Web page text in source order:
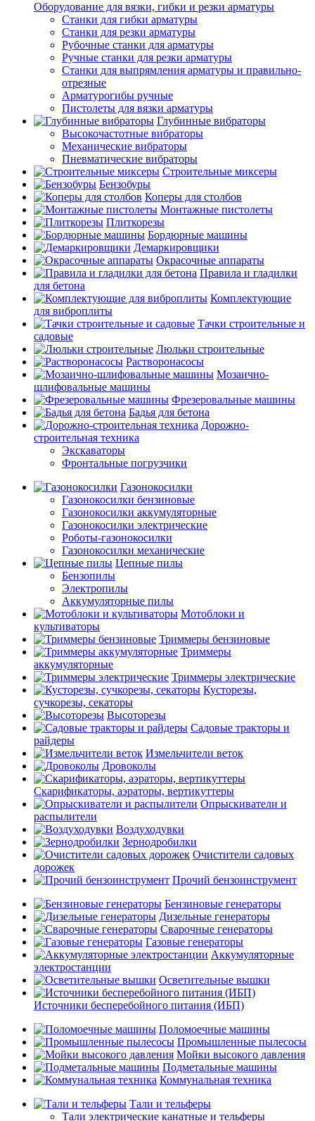
Оборудование для вязки, гибки и резки арматуры
Станки для гибки арматуры
Станки для резки арматуры
Рубочные станки для арматуры
Ручные станки для резки арматуры
Станки для выпрямления арматуры и правильно-
отрезные
Арматурогибы ручные
Пистолеты для вязки арматуры
Глубинные вибраторы
Высокочастотные вибраторы
Механические вибраторы
Пневматические вибраторы
Строительные миксеры
Бензобуры
Коперы для столбов
Монтажные пистолеты
Плиткорезы
Бордюрные машины
Демаркировщики
Окрасочные аппараты
Правила и гладилки
для бетона
Комплектующие
для виброплиты
Тачки строительные и
садовые
Люльки строительные
Растворонасосы
Мозаично-
шлифовальные машины
Фрезеровальные машины
Бадья для бетона
Дорожно-
строительная техника
Экскаваторы
Фронтальные погрузчики
Газонокосилки
Газонокосилки бензиновые
Газонокосилки аккумуляторные
Газонокосилки электрические
Роботы-газонокосилки
Газонокосилки механические
Цепные пилы
Бензопилы
Электропилы
Аккумуляторные пилы
Мотоблоки и
культиваторы
Триммеры бензиновые
Триммеры
аккумуляторные
Триммеры электрические
Кусторезы,
сучкорезы, секаторы
Высоторезы
Садовые тракторы и
райдеры
Измельчители веток
Дровоколы
Скарификаторы, аэраторы, вертикуттеры
Опрыскиватели и
распылители
Воздуходувки
Зернодробилки
Очистители садовых
дорожек
Прочий бензоинструмент
Бензиновые генераторы
Дизельные генераторы
Сварочные генераторы
Газовые генераторы
Аккумуляторные
электростанции
Осветительные вышки
Источники бесперебойного питания (ИБП)
Поломоечные машины
Промышленные пылесосы
Мойки высокого давления
Подметальные машины
Коммунальная техника
Тали и тельферы
Тали электрические канатные и тельферы